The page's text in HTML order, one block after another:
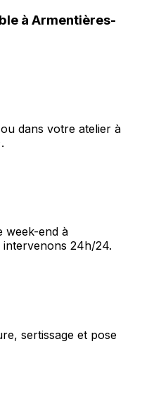
à Armentières-
dans votre atelier à
week-end à
24h/24.
sertissage et pose